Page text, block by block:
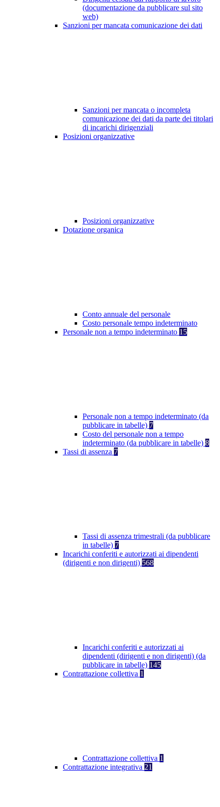
(documentazione da pubblicare sul sito
web)
Sanzioni per mancata comunicazione dei dati
Sanzioni per mancata o incompleta
comunicazione dei dati da parte dei titolari
di incarichi dirigenziali
Posizioni organizzative
Posizioni organizzative
Dotazione organica
Conto annuale del personale
Costo personale tempo indeterminato
Personale non a tempo indeterminato 15
Personale non a tempo indeterminato (da
pubblicare in tabelle) 7
Costo del personale non a tempo
indeterminato (da pubblicare in tabelle) 8
Tassi di assenza 7
Tassi di assenza trimestrali (da pubblicare
in tabelle) 7
Incarichi conferiti e autorizzati ai dipendenti
(dirigenti e non dirigenti) 568
Incarichi conferiti e autorizzati ai
dipendenti (dirigenti e non dirigenti) (da
pubblicare in tabelle) 145
Contrattazione collettiva 1
Contrattazione collettiva 1
Contrattazione integrativa 21